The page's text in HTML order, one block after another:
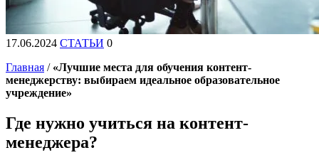
17.06.2024 СТАТЬИ 0
Главная / «Лучшие места для обучения контент-
менеджерству: выбираем идеальное образовательное
учреждение»
Где нужно учиться на контент-
менеджера?